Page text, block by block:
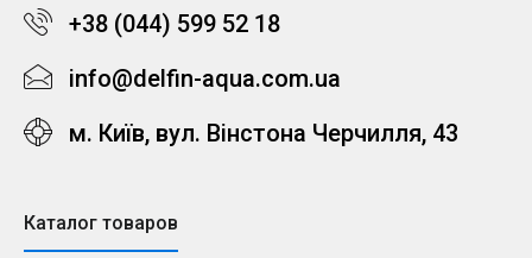
+38 (044) 599 52 18
info@delfin-aqua.com.ua
м. Київ, вул. Вінстона Черчилля, 43
Каталог товаров